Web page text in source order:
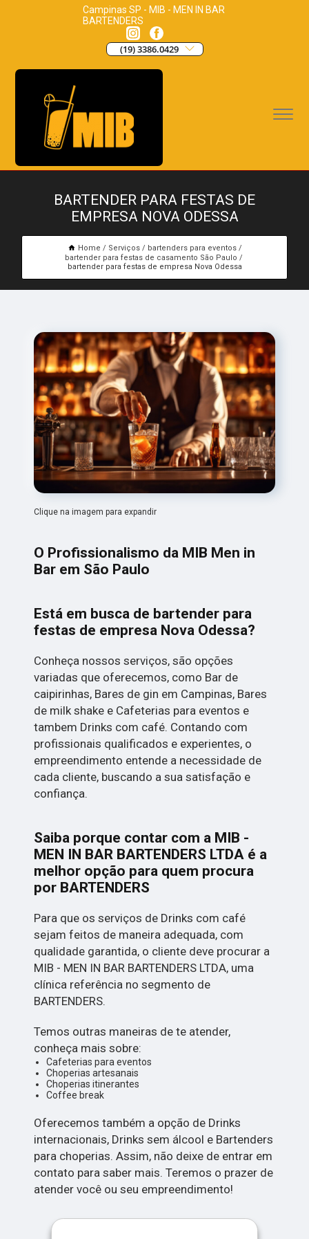
Campinas SP - MIB - MEN IN BAR
BARTENDERS
(19) 3386.0429
BARTENDER PARA FESTAS DE
EMPRESA NOVA ODESSA
Home Serviços
bartenders para eventos
bartender para festas de casamento São Paulo
bartender para festas de empresa Nova Odessa
Clique na imagem para expandir
O Profissionalismo da MIB Men in
Bar em São Paulo
Está em busca de bartender para
festas de empresa Nova Odessa?
Conheça nossos serviços, são opções
variadas que oferecemos, como Bar de
caipirinhas, Bares de gin em Campinas, Bares
de milk shake e Cafeterias para eventos e
tambem Drinks com café. Contando com
profissionais qualificados e experientes, o
empreendimento entende a necessidade de
cada cliente, buscando a sua satisfação e
confiança.
Saiba porque contar com a MIB -
MEN IN BAR BARTENDERS LTDA é a
melhor opção para quem procura
por BARTENDERS
Para que os serviços de Drinks com café
sejam feitos de maneira adequada, com
qualidade garantida, o cliente deve procurar a
MIB - MEN IN BAR BARTENDERS LTDA, uma
clínica referência no segmento de
BARTENDERS.
Temos outras maneiras de te atender,
conheça mais sobre:
Cafeterias para eventos
Choperias artesanais
Choperias itinerantes
Coffee break
Oferecemos também a opção de Drinks
internacionais, Drinks sem álcool e Bartenders
para choperias. Assim, não deixe de entrar em
contato para saber mais. Teremos o prazer de
atender você ou seu empreendimento!